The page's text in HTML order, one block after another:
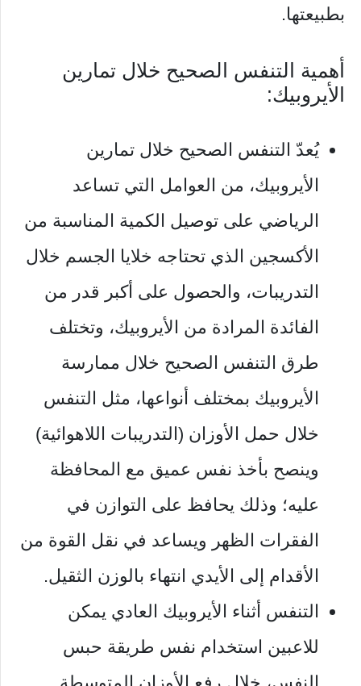
بطبيعتها.
أهمية التنفس الصحيح خلال تمارين
الأيروبيك:
يُعدّ التنفس الصحيح خلال تمارين
الأيروبيك، من العوامل التي تساعد
الرياضي على توصيل الكمية المناسبة من
الأكسجين الذي تحتاجه خلايا الجسم خلال
التدريبات، والحصول على أكبر قدر من
الفائدة المرادة من الأيروبيك، وتختلف
طرق التنفس الصحيح خلال ممارسة
الأيروبيك بمختلف أنواعها، مثل التنفس
خلال حمل الأوزان (التدريبات اللاهوائية)
وينصح بأخذ نفس عميق مع المحافظة
عليه؛ وذلك يحافظ على التوازن في
الفقرات الظهر ويساعد في نقل القوة من
الأقدام إلى الأيدي انتهاء بالوزن الثقيل.
التنفس أثناء الأيروبيك العادي يمكن
للاعبين استخدام نفس طريقة حبس